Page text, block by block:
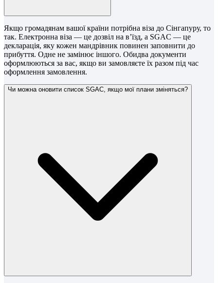
Якщо громадянам вашої країни потрібна віза до Сінгапуру, то
так. Електронна віза — це дозвіл на в’їзд, а SGAC — це
декларація, яку кожен мандрівник повинен заповнити до
прибуття. Одне не замінює іншого. Обидва документи
оформлюються за вас, якщо ви замовляєте їх разом під час
оформлення замовлення.
Чи можна оновити список SGAC, якщо мої плани зміняться?